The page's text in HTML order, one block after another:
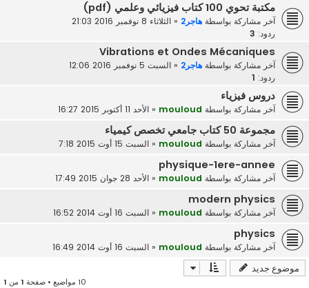
مكتبة تحوي 100 كتاب فيزيائي وعلمي (pdf)
آخر مشاركة بواسطة هاجر2 « الثلاثاء 8 نوفمبر 2016 21:03
ردود: 3
Vibrations et Ondes Mécaniques
آخر مشاركة بواسطة هاجر2 « السبت 5 نوفمبر 2016 12:06
ردود: 1
دروس فيزياء
آخر مشاركة بواسطة mouloud
« الأحد 11 أكتوبر 2015 16:27
مجموعة 50 كتاب جامعي تخصص كيمياء
آخر مشاركة بواسطة mouloud
« السبت 15 أوت 2015 7:18
physique-1ere-annee
آخر مشاركة بواسطة mouloud
« الأحد 28 جوان 2015 17:49
modern physics
آخر مشاركة بواسطة mouloud
« السبت 16 أوت 2014 16:52
physics
آخر مشاركة بواسطة mouloud
« السبت 16 أوت 2014 16:49
موضوع جديد
10 مواضيع • صفحة 1 من 1